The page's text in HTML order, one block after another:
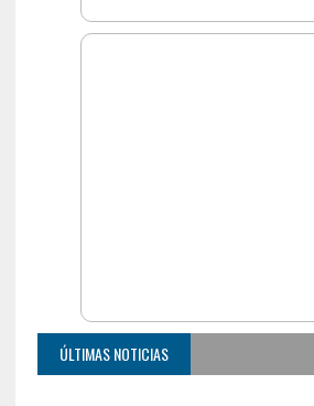
ÚLTIMAS NOTICIAS